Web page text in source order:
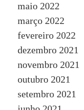
maio 2022
março 2022
fevereiro 2022
dezembro 2021
novembro 2021
outubro 2021
setembro 2021